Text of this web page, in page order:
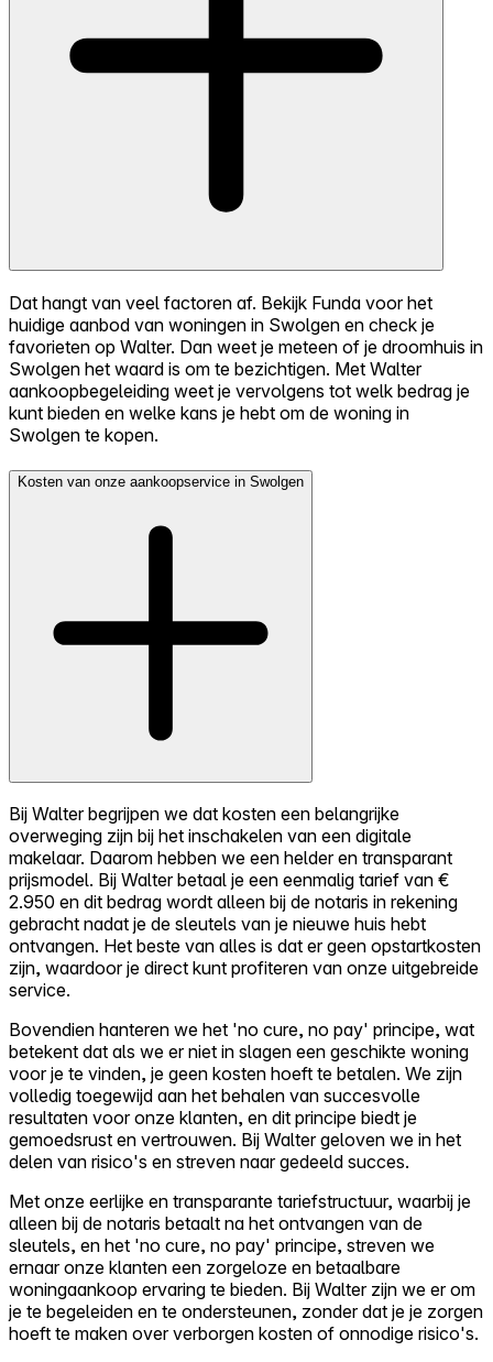
Dat hangt van veel factoren af. Bekijk Funda voor het
huidige aanbod van woningen in Swolgen en check je
favorieten op Walter. Dan weet je meteen of je droomhuis in
Swolgen het waard is om te bezichtigen. Met Walter
aankoopbegeleiding weet je vervolgens tot welk bedrag je
kunt bieden en welke kans je hebt om de woning in
Swolgen te kopen.
Kosten van onze aankoopservice in Swolgen
Bij Walter begrijpen we dat kosten een belangrijke
overweging zijn bij het inschakelen van een digitale
makelaar. Daarom hebben we een helder en transparant
prijsmodel. Bij Walter betaal je een eenmalig tarief van €
2.950 en dit bedrag wordt alleen bij de notaris in rekening
gebracht nadat je de sleutels van je nieuwe huis hebt
ontvangen. Het beste van alles is dat er geen opstartkosten
zijn, waardoor je direct kunt profiteren van onze uitgebreide
service.
Bovendien hanteren we het 'no cure, no pay' principe, wat
betekent dat als we er niet in slagen een geschikte woning
voor je te vinden, je geen kosten hoeft te betalen. We zijn
volledig toegewijd aan het behalen van succesvolle
resultaten voor onze klanten, en dit principe biedt je
gemoedsrust en vertrouwen. Bij Walter geloven we in het
delen van risico's en streven naar gedeeld succes.
Met onze eerlijke en transparante tariefstructuur, waarbij je
alleen bij de notaris betaalt na het ontvangen van de
sleutels, en het 'no cure, no pay' principe, streven we
ernaar onze klanten een zorgeloze en betaalbare
woningaankoop ervaring te bieden. Bij Walter zijn we er om
je te begeleiden en te ondersteunen, zonder dat je je zorgen
hoeft te maken over verborgen kosten of onnodige risico's.